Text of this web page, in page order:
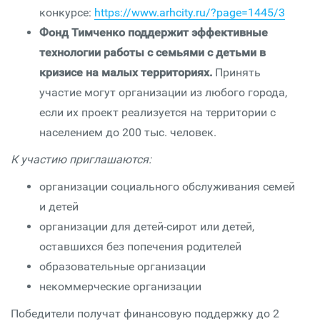
конкурсе: https://www.arhcity.ru/?page=1445/3
Фонд Тимченко поддержит эффективные
технологии работы с семьями с детьми в
кризисе на малых территориях. Принять
участие могут организации из любого города,
если их проект реализуется на территории с
населением до 200 тыс. человек.
К участию приглашаются:
организации социального обслуживания семей
и детей
организации для детей-сирот или детей,
оставшихся без попечения родителей
образовательные организации
некоммерческие организации
Победители получат финансовую поддержку до 2